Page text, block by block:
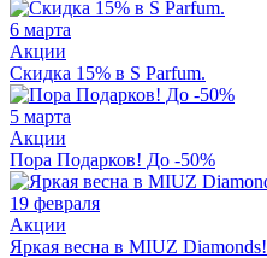
6 марта
Акции
Скидка 15% в S Parfum.
5 марта
Акции
Пора Подарков! До -50%
19 февраля
Акции
Яркая весна в MIUZ Diamonds!